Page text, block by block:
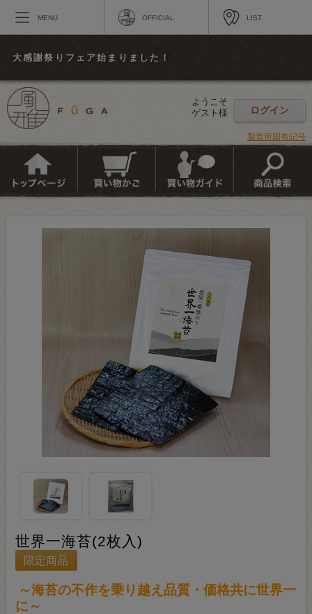
MENU OFFICIAL LIST
大感謝祭りフェア始まりました！
ようこそ
ゲスト様
ログイン
製造所固有記号
世界一海苔(2枚入)
限定商品
～海苔の不作を乗り越え品質・価格共に世界一
に～